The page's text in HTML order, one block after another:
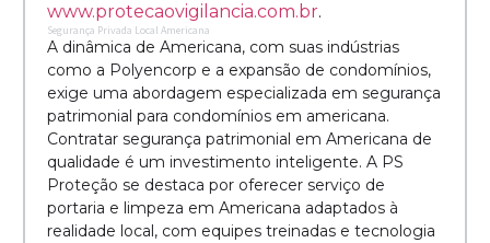
www.protecaovigilancia.com.br.
Segurança Privada Local Americana
A dinâmica de Americana, com suas indústrias
como a Polyencorp e a expansão de condomínios,
exige uma abordagem especializada em segurança
patrimonial para condomínios em americana.
Contratar segurança patrimonial em Americana de
qualidade é um investimento inteligente. A PS
Proteção se destaca por oferecer serviço de
portaria e limpeza em Americana adaptados à
realidade local, com equipes treinadas e tecnologia